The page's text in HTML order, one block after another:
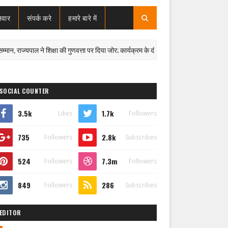
संपर्क करे हमारे बारे में
ने शिक्षा की गुणवत्ता पर दिया जोर; कार्यक्रम के दौरान एबीवीपी-पुलिस विवाद में कैंट थाना
COUNTER
3.5k Likes 1.7k Followers
735 Followers 2.8k Subscribes
524 Followers 7.3m Followers
849 Followers 286 Subscribes